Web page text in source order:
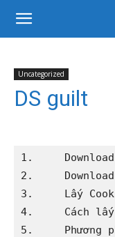
Uncategorized
DS guilt
1.
2.
3.     Lấy
4.     Cách
5.